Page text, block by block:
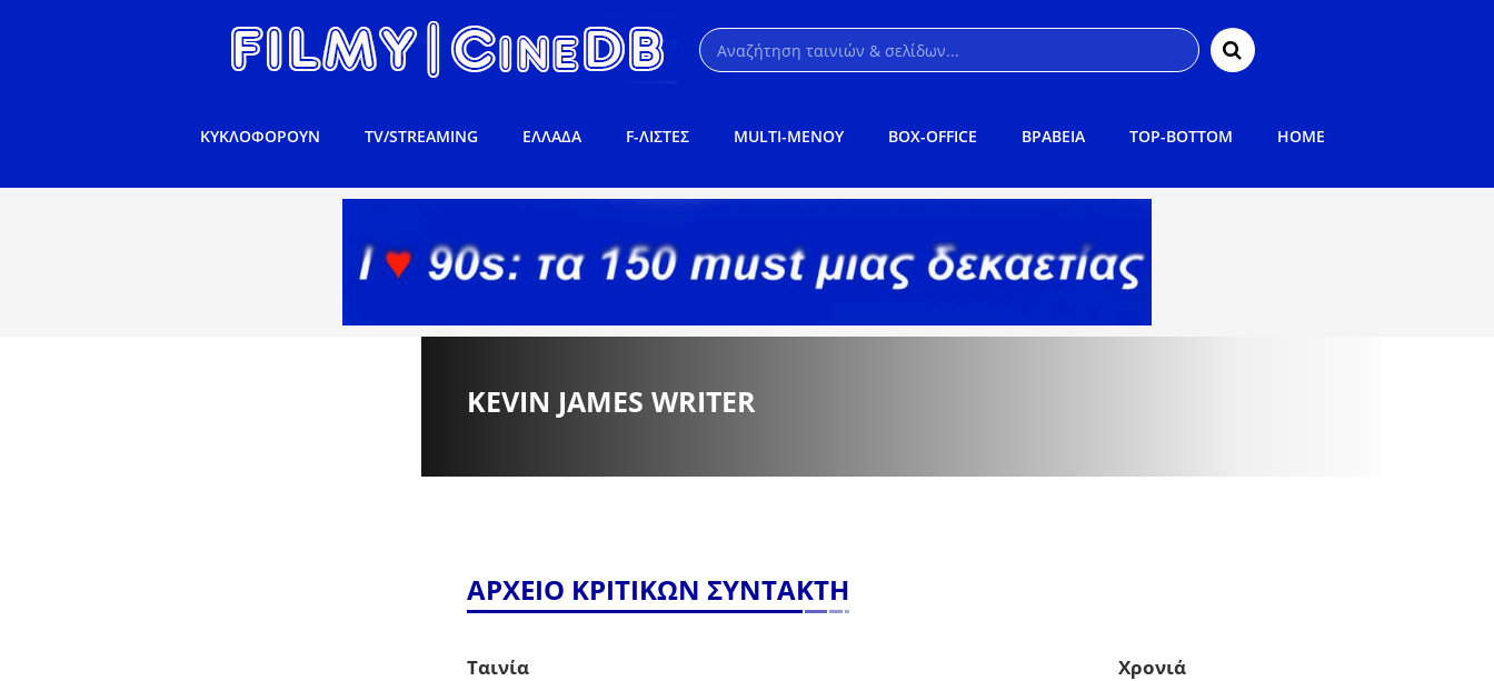
ΚΥΚΛΟΦΟΡΟΥΝ TV/STREAMING ΕΛΛΑΔΑ F-ΛΙΣΤΕΣ MULTI-ΜΕΝΟΥ BOX-OFFICE ΒΡΑΒΕΙΑ TOP-BOTTOM HOME
KEVIN JAMES WRITER
ΑΡΧΕΙΟ ΚΡΙΤΙΚΩΝ ΣΥΝΤΑΚΤΗ
Ταινία Χρονιά